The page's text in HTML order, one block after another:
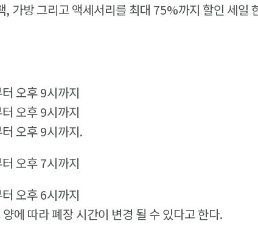
, 가방 그리고 액세서리를 최대 75%까지 할인 세일
오후 9시까지
오후 9시까지
오후 9시까지.
오후 7시까지
오후 6시까지
에 따라 폐장 시간이 변경 될 수 있다고 한다.